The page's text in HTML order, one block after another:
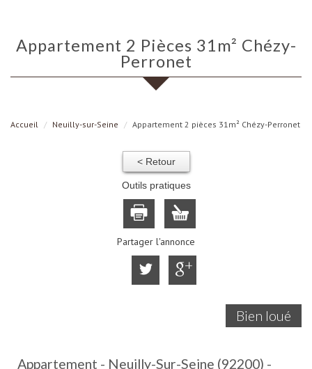
Appartement 2 Pièces 31m² Chézy-
Perronet
Accueil Neuilly-sur-Seine Appartement 2 pièces 31m² Chézy-Perronet
< Retour
Outils pratiques
Partager l'annonce
Bien loué
Appartement - Neuilly-Sur-Seine (92200) -